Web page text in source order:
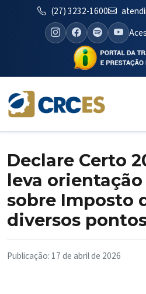
(27) 3232-1600
Declare Certo
leva
sobre Imposto
diversos
Publicação: 17 de abril de 2026